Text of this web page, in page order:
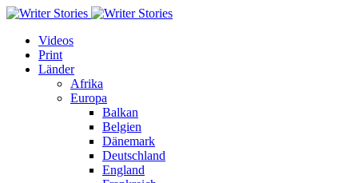
Videos
Print
Länder
Afrika
Europa
Balkan
Belgien
Dänemark
Deutschland
England